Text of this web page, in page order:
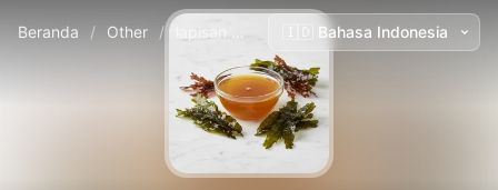
Beranda / Other /